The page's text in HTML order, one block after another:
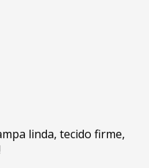
linda, tecido firme,